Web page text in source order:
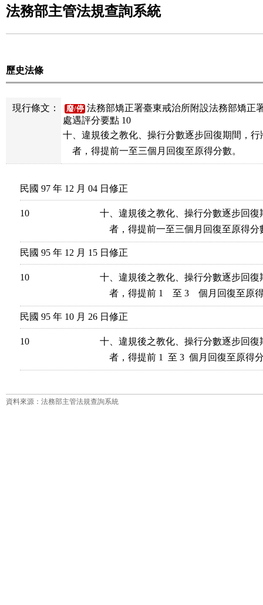
法務部主管法規查詢系統
歷史法條
現行條文： 廢/停 法務部矯正署臺東戒治所附設法務部矯正
處遇評分要點 10
十、違規後之教化、操行分數逐步回復期間，
    者，得提前一至三個月回復至原得分數。
民國 97 年 12 月 04 日修正
10
十、違規後之教化、操行分數逐步回
者，得提前一至三個月回復至原得分
民國 95 年 12 月 15 日修正
10
十、違規後之教化、操行分數逐步回
者，得提前 1　至 3　個月回復至原
民國 95 年 10 月 26 日修正
10
十、違規後之教化、操行分數逐步回
者，得提前 1  至 3  個月回復至原得
資料來源：法務部主管法規查詢系統